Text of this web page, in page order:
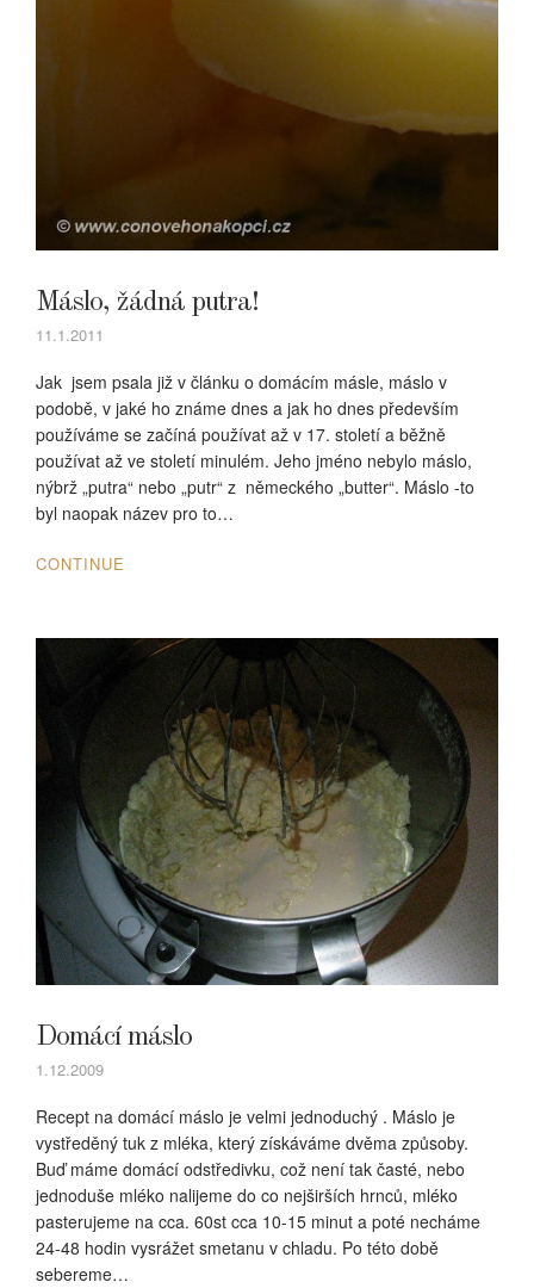
Máslo, žádná putra!
11.1.2011
Jak jsem psala již v článku o domácím másle, máslo v
podobě, v jaké ho známe dnes a jak ho dnes především
používáme se začíná používat až v 17. století a běžně
používat až ve století minulém. Jeho jméno nebylo máslo,
nýbrž „putra“ nebo „putr“ z německého „butter“. Máslo -to
byl naopak název pro to…
CONTINUE
Domácí máslo
1.12.2009
Recept na domácí máslo je velmi jednoduchý . Máslo je
vystředěný tuk z mléka, který získáváme dvěma způsoby.
Buď máme domácí odstředivku, což není tak časté, nebo
jednoduše mléko nalijeme do co nejširších hrnců, mléko
pasterujeme na cca. 60st cca 10-15 minut a poté necháme
24-48 hodin vysrážet smetanu v chladu. Po této době
sebereme…